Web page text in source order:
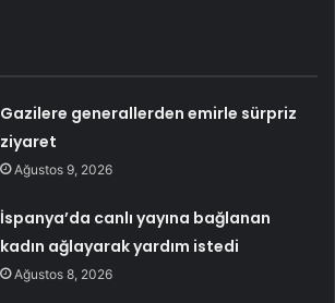
Gazilere generallerden emirle sürpriz
ziyaret
Ağustos 9, 2026
İspanya’da canlı yayına bağlanan
kadın ağlayarak yardım istedi
Ağustos 8, 2026